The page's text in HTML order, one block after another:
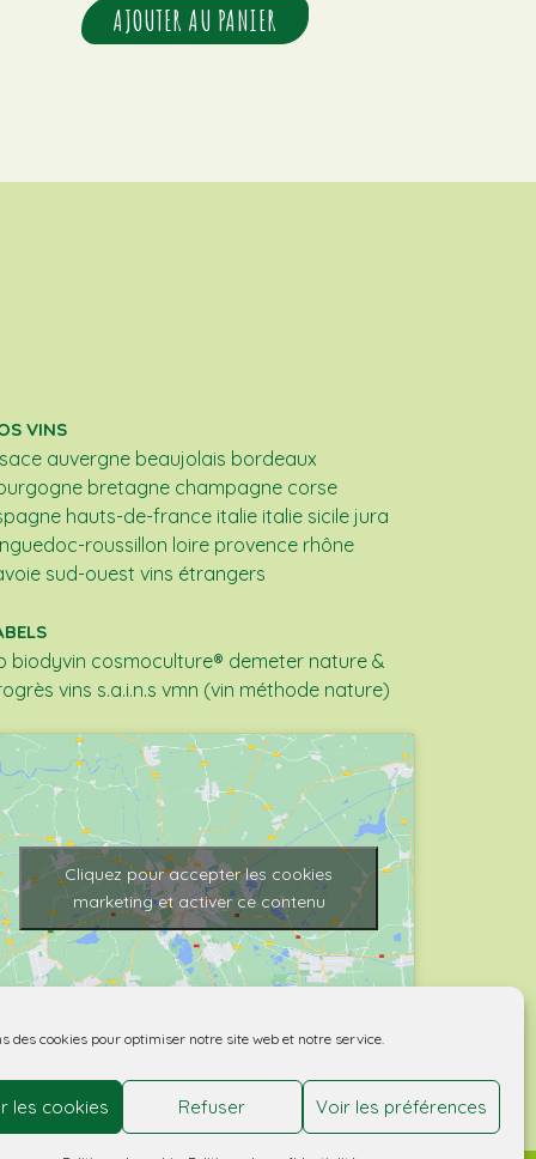
des cookies pour optimiser notre site web et notre service.
les cookies Refuser Voir les préférences
AJOUTER AU PANIER
VINS
auvergne beaujolais bordeaux
bretagne champagne corse
hauts-de-france italie italie sicile jura
roussillon loire provence rhône
sud-ouest vins étrangers
biodyvin cosmoculture® demeter nature &
vins s.a.i.n.s vmn (vin méthode nature)
Cliquez pour accepter les cookies
marketing et activer ce contenu